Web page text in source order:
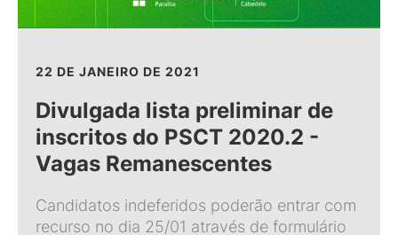
22 DE JANEIRO DE 2021
Divulgada lista preliminar de
inscritos do PSCT 2020.2 -
Vagas Remanescentes
Candidatos indeferidos poderão entrar com
recurso no dia 25/01 através de formulário